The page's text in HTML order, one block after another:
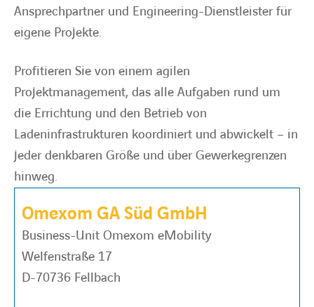
Ansprechpartner und Engineering-Dienstleister für
eigene Projekte.
Profitieren Sie von einem agilen
Projektmanagement, das alle Aufgaben rund um
die Errichtung und den Betrieb von
Ladeninfrastrukturen koordiniert und abwickelt – in
jeder denkbaren Größe und über Gewerkegrenzen
hinweg.
Omexom GA Süd GmbH
Business-Unit Omexom eMobility
Welfenstraße 17
D-70736 Fellbach